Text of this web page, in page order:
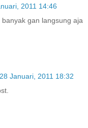
2011 14:46
gan langsung aja
28 Januari, 2011 18:32